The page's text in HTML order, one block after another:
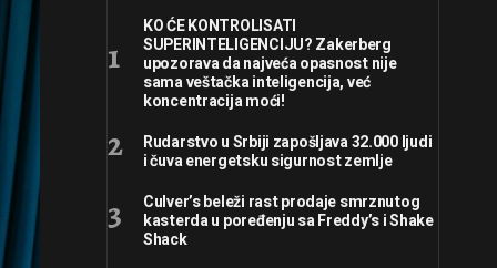
KO ĆE KONTROLISATI
SUPERINTELIGENCIJU? Zakerberg
upozorava da najveća opasnost nije
sama veštačka inteligencija, već
koncentracija moći!
Rudarstvo u Srbiji zapošljava 32.000 ljudi
i čuva energetsku sigurnost zemlje
Culver’s beleži rast prodaje smrznutog
kasterda u poređenju sa Freddy’s i Shake
Shack